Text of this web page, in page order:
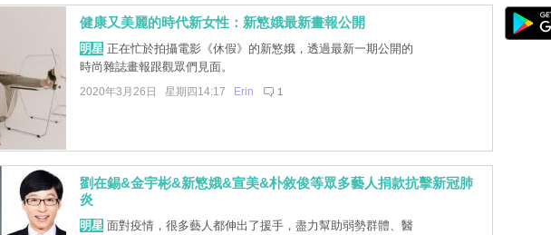
健康又美麗的時代新女性：新慜娥最新畫報公開
明星正在忙於拍攝電影《休假》的新慜娥，透過最新一期公開的
時尚雜誌畫報跟觀眾們見面。
2020年3月26日 星期四14:17 Erin 1
劉在錫&金宇彬&新慜娥&宣美&朴敘俊等眾多藝人捐款抗擊新冠肺
炎
明星面對疫情，很多藝人都伸出了援手，盡力幫助弱勢群體、醫